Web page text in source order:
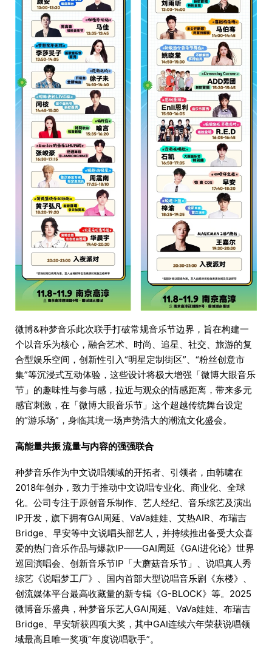
微博&种梦音乐此次联手打破常规音乐节边界，旨在构建一
个以音乐为核心，融合艺术、时尚、追星、社交、旅游的复
合型娱乐空间，创新性引入“明星定制街区”、“粉丝创意市
集”等沉浸式互动体验，这些设计将极大增强「微博大眼音乐
节」的趣味性与参与感，拉近与观众的情感距离，带来多元
感官刺激，在「微博大眼音乐节」这个超越传统舞台设定
的“游乐场”，身临其境一场声势浩大的潮流文化盛会。
高能量共振 流量与内容的强强联合
种梦音乐作为中文说唱领域的开拓者、引领者，由韩啸在
2018年创办，致力于推动中文说唱专业化、商业化、全球
化。公司专注于原创音乐制作、艺人经纪、音乐综艺及演出
IP开发，旗下拥有GAI周延、VaVa娃娃、艾热AIR、布瑞吉
Bridge、早安等中文说唱头部艺人，并持续推出备受大众喜
爱的热门音乐作品与爆款IP——GAI周延《GAI进化论》世界
巡回演唱会、创新音乐节IP「大蘑菇音乐节」、说唱真人秀
综艺《说唱梦工厂》、国内首部大型说唱音乐剧《东楼》、
创流媒体平台最高收藏量的新专辑《G-BLOCK》等。2025
微博音乐盛典，种梦音乐艺人GAI周延、VaVa娃娃、布瑞吉
Bridge、早安斩获四项大奖，其中GAI连续六年荣获说唱领
域最高且唯一奖项“年度说唱歌手”。